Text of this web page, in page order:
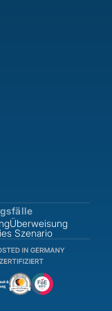
Überweisung
Szenario